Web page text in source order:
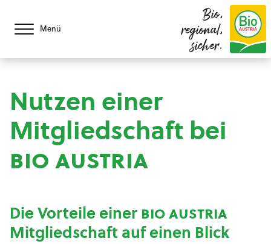
Menü
Bio,
regional,
sicher.
Nutzen einer
Mitgliedschaft bei
bio austria
Die Vorteile einerbio austria
Mitgliedschaft auf einen Blick